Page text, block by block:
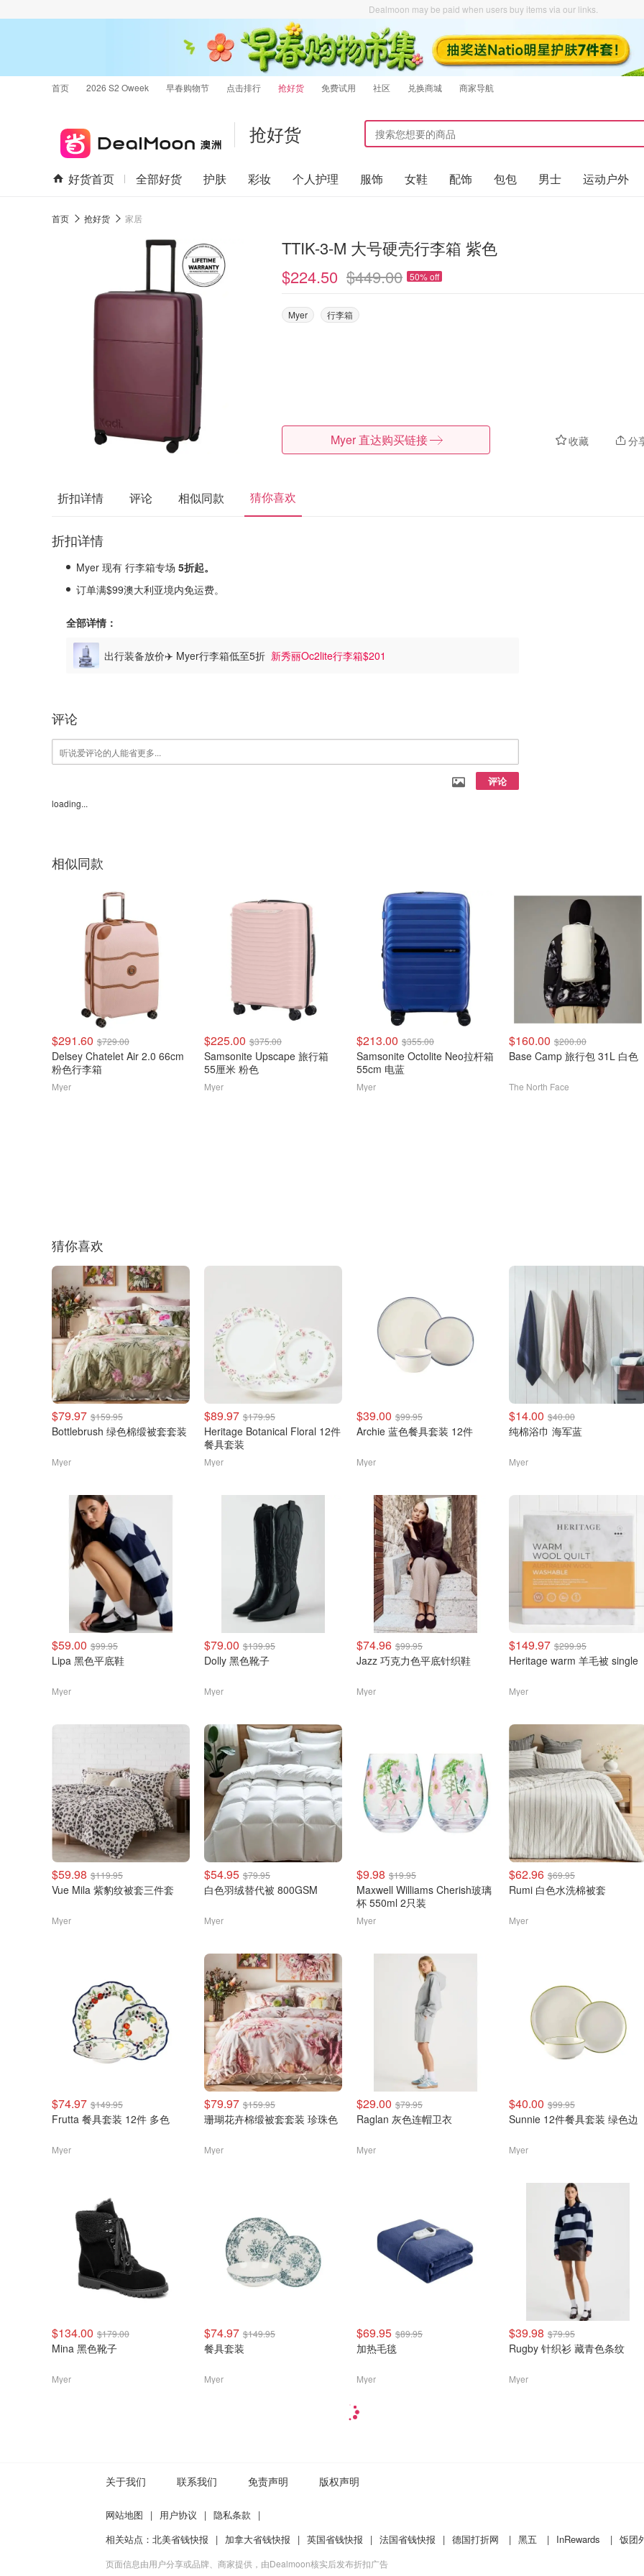
Dealmoon may be paid when users buy items via our links.
首页 2026 S2 Oweek 早春购物节 点击排行 抢好货 免费试用 社区 兑换商城 商家导航
抢好货
好货首页 全部好货 护肤 彩妆 个人护理 服饰 女鞋 配饰 包包 男士 运动户外
首页 抢好货 家居
TTIK-3-M 大号硬壳行李箱 紫色
$224.50 $449.00 50% off
Myer 行李箱
收藏 分
Myer 直达购买链接
折扣详情 评论 相似同款 猜你喜欢
折扣详情
Myer 现有 行李箱专场 5折起。
订单满$99澳大利亚境内免运费。
全部详情：
出行装备放价✈️ Myer行李箱低至5折 新秀丽Oc2lite行李箱$201
评论
评论
loading...
相似同款
$291.60 $729.00
Delsey Chatelet Air 2.0 66cm
粉色行李箱
Myer
$225.00 $375.00
Samsonite Upscape 旅行箱
55厘米 粉色
Myer
$213.00 $355.00
Samsonite Octolite Neo拉杆箱
55cm 电蓝
Myer
$160.00 $200.00
Base Camp 旅行包 31L 白色
The North Face
猜你喜欢
$79.97 $159.95
Bottlebrush 绿色棉缎被套套装
Myer
$89.97 $179.95
Heritage Botanical Floral 12件
餐具套装
Myer
$39.00 $99.95
Archie 蓝色餐具套装 12件
Myer
$14.00 $40.00
纯棉浴巾 海军蓝
Myer
$59.00 $99.95
Lipa 黑色平底鞋
Myer
$79.00 $139.95
Dolly 黑色靴子
Myer
$74.96 $99.95
Jazz 巧克力色平底针织鞋
Myer
$149.97 $299.95
Heritage warm 羊毛被 single
Myer
$59.98 $119.95
Vue Mila 紫豹纹被套三件套
Myer
$54.95 $79.95
白色羽绒替代被 800GSM
Myer
$9.98 $19.95
Maxwell Williams Cherish玻璃
杯 550ml 2只装
Myer
$62.96 $69.95
Rumi 白色水洗棉被套
Myer
$74.97 $149.95
Frutta 餐具套装 12件 多色
Myer
$79.97 $159.95
珊瑚花卉棉缎被套套装 珍珠色
Myer
$29.00 $79.95
Raglan 灰色连帽卫衣
Myer
$40.00 $99.95
Sunnie 12件餐具套装 绿色边
Myer
$134.00 $179.00
Mina 黑色靴子
Myer
$74.97 $149.95
餐具套装
Myer
$69.95 $89.95
加热毛毯
Myer
$39.98 $79.95
Rugby 针织衫 藏青色条纹
Myer
关于我们 联系我们 免责声明 版权声明
网站地图 | 用户协议 | 隐私条款
|
相关站点： 北美省钱快报 | 加拿大省钱快报 | 英国省钱快报 | 法国省钱快报 | 德国打折网 | 黑五 | InRewards | 饭团
页面信息由用户分享或品牌、商家提供，由Dealmoon核实后发布折扣广告